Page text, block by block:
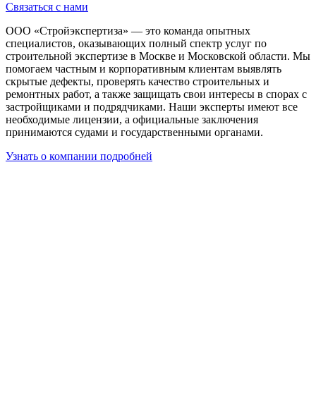
Связаться с нами
ООО «Стройэкспертиза» — это команда опытных
специалистов, оказывающих полный спектр услуг по
строительной экспертизе в Москве и Московской области. Мы
помогаем частным и корпоративным клиентам выявлять
скрытые дефекты, проверять качество строительных и
ремонтных работ, а также защищать свои интересы в спорах с
застройщиками и подрядчиками. Наши эксперты имеют все
необходимые лицензии, а официальные заключения
принимаются судами и государственными органами.
Узнать о компании подробней